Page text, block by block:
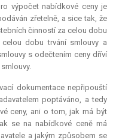
výpočet nabídkové ceny je
zřetelně, a sice tak, že
činností za celou dobu
dobu trvání smlouvy a
s odečtením ceny dříví
dokumentace nepřipouští
poptáváno, a tedy
ceny, ani o tom, jak má být
se na nabídkové ceně má
a jakým způsobem se